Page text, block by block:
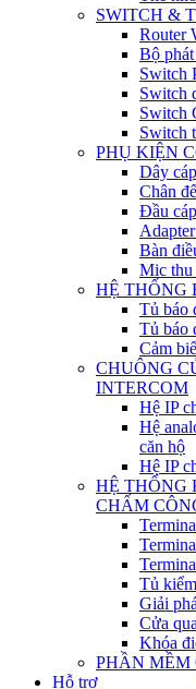
SWITCH &
Router
Bộ
Switch
Switch
Switch
Switch
PHỤ KIỆN
Dây cáp
Chân đế
Đầu
Bàn
Mic thu
HỆ THỐNG
Tủ báo
Tủ báo
Cảm
CHUÔNG
INTERCOM
Hệ IP
Hệ
căn hộ
Hệ IP
HỆ THỐNG
CHẤM
Tủ
Giải
Cửa
Khóa
PHẦN
Hỗ trợ